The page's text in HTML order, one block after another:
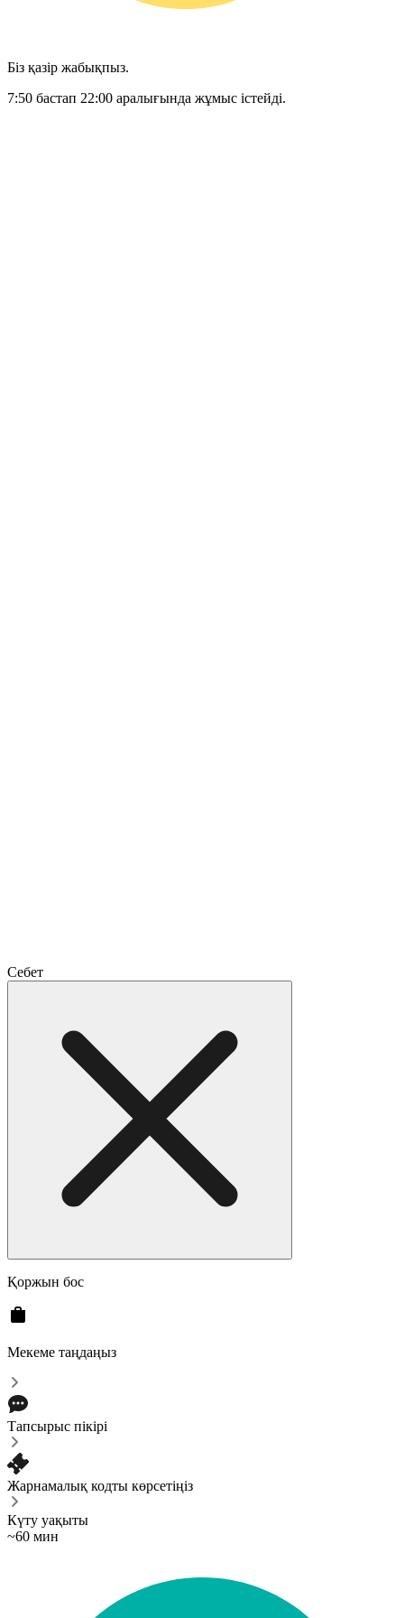
Біз қазір жабықпыз.
7:50 бастап 22:00 аралығында жұмыс істейді.
Себет
Қоржын бос
Мекеме таңдаңыз
Тапсырыс пікірі
Жарнамалық кодты көрсетіңіз
Күту уақыты
~60 мин